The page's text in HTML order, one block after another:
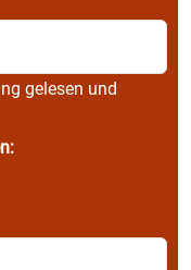
gelesen und